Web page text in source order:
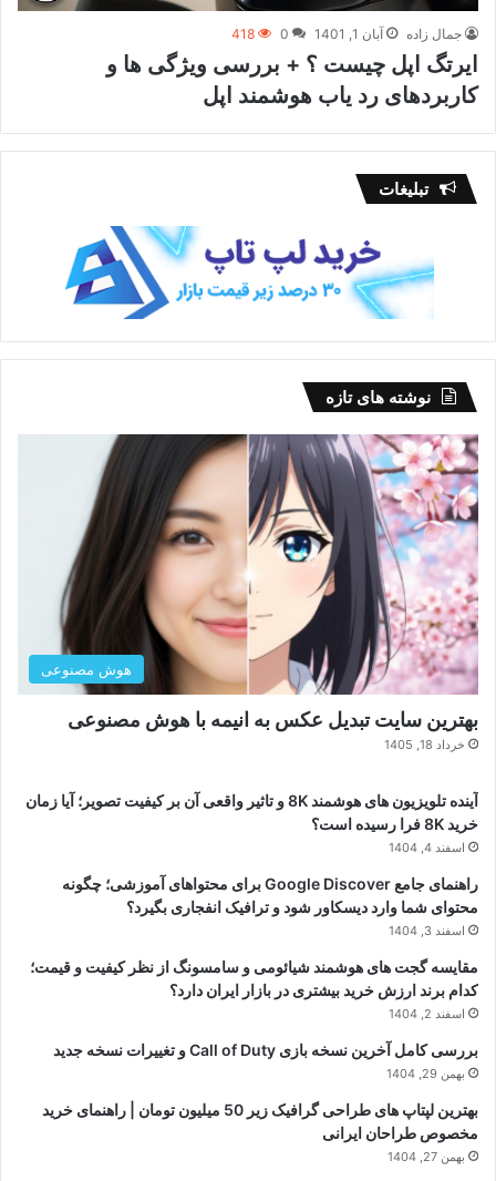
جمال زاده آبان 1, 1401 0
418
ایرتگ اپل چیست ؟ + بررسی ویژگی ها و
کاربردهای رد یاب هوشمند اپل
تبلیغات
نوشته های تازه
هوش مصنوعی
بهترین سایت تبدیل عکس به انیمه با هوش مصنوعی
خرداد 18, 1405
آینده تلویزیون های هوشمند 8K و تاثیر واقعی آن بر کیفیت تصویر؛ آیا زمان
خرید 8K فرا رسیده است؟
اسفند 4, 1404
راهنمای جامع Google Discover برای محتواهای آموزشی؛ چگونه
محتوای شما وارد دیسکاور شود و ترافیک انفجاری بگیرد؟
اسفند 3, 1404
مقایسه گجت های هوشمند شیائومی و سامسونگ از نظر کیفیت و قیمت؛
کدام برند ارزش خرید بیشتری در بازار ایران دارد؟
اسفند 2, 1404
بررسی کامل آخرین نسخه بازی Call of Duty و تغییرات نسخه جدید
بهمن 29, 1404
بهترین لپتاپ های طراحی گرافیک زیر 50 میلیون تومان | راهنمای خرید
مخصوص طراحان ایرانی
بهمن 27, 1404